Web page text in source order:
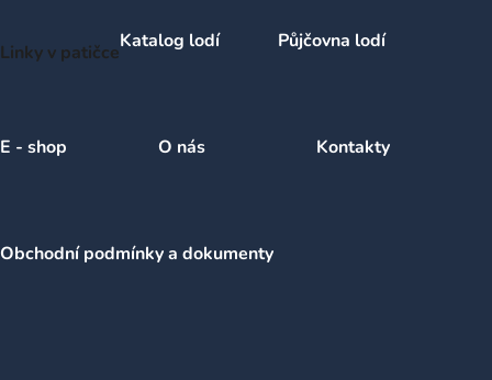
Linky v patičceKatalog lodí Půjčovna lodí
E - shop O nás Kontakty
Obchodní podmínky a dokumenty